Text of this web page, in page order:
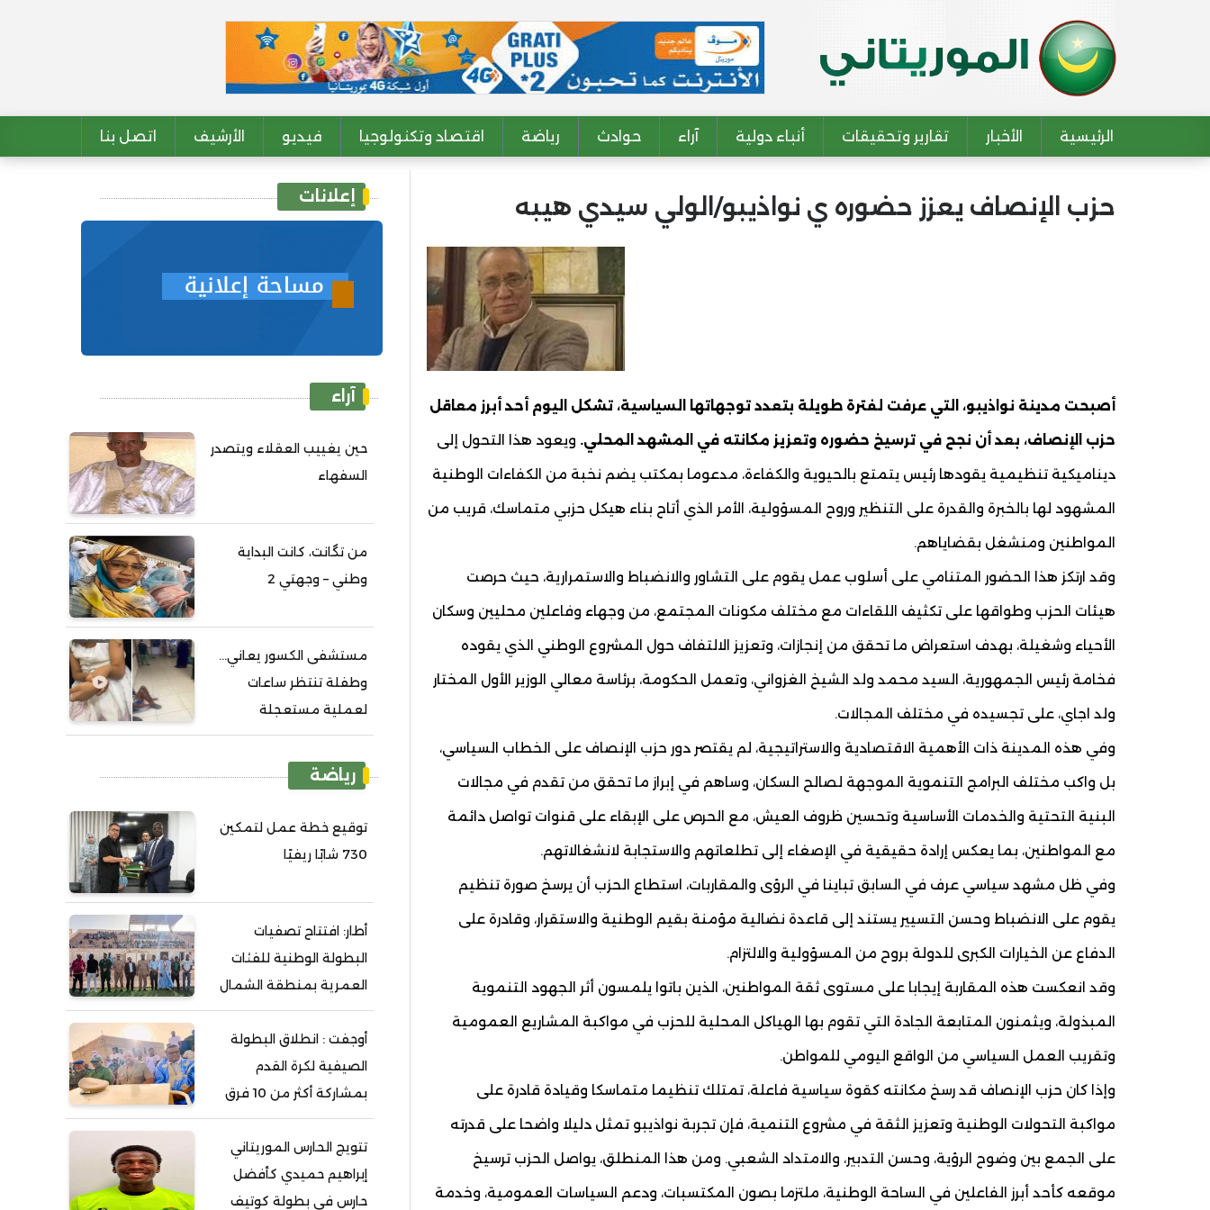
Main navigation
الرئيسية الأخبار تقارير وتحقيقات أنباء دولية آراء حوادث رياضة اقتصاد وتكنولوجيا فيديو الأرشيف اتصل بنا
حزب الإنصاف يعزز حضوره ي نواذيبو/الولي سيدي هيبه
أصبحت مدينة نواذيبو، التي عرفت لفترة طويلة بتعدد توجهاتها السياسية، تشكل اليوم أحد أبرز معاقل
حزب الإنصاف، بعد أن نجح في ترسيخ حضوره وتعزيز مكانته في المشهد المحلي. ويعود هذا التحول إلى
ديناميكية تنظيمية يقودها رئيس يتمتع بالحيوية والكفاءة، مدعوما بمكتب يضم نخبة من الكفاءات الوطنية
المشهود لها بالخبرة والقدرة على التنظير وروح المسؤولية، الأمر الذي أتاح بناء هيكل حزبي متماسك، قريب من
المواطنين ومنشغل بقضاياهم.
وقد ارتكز هذا الحضور المتنامي على أسلوب عمل يقوم على التشاور والانضباط والاستمرارية، حيث حرصت
هيئات الحزب وطواقها على تكثيف اللقاءات مع مختلف مكونات المجتمع، من وجهاء وفاعلين محليين وسكان
الأحياء وشغيلة، بهدف استعراض ما تحقق من إنجازات، وتعزيز الالتفاف حول المشروع الوطني الذي يقوده
فخامة رئيس الجمهورية، السيد محمد ولد الشيخ الغزواني، وتعمل الحكومة، برئاسة معالي الوزير الأول المختار
ولد اجاي، على تجسيده في مختلف المجالات.
وفي هذه المدينة ذات الأهمية الاقتصادية والاستراتيجية، لم يقتصر دور حزب الإنصاف على الخطاب السياسي،
بل واكب مختلف البرامج التنموية الموجهة لصالح السكان، وساهم في إبراز ما تحقق من تقدم في مجالات
البنية التحتية والخدمات الأساسية وتحسين ظروف العيش، مع الحرص على الإبقاء على قنوات تواصل دائمة
مع المواطنين، بما يعكس إرادة حقيقية في الإصغاء إلى تطلعاتهم والاستجابة لانشغالاتهم.
وفي ظل مشهد سياسي عرف في السابق تباينا في الرؤى والمقاربات، استطاع الحزب أن يرسخ صورة تنظيم
يقوم على الانضباط وحسن التسيير يستند إلى قاعدة نضالية مؤمنة بقيم الوطنية والاستقرار، وقادرة على
الدفاع عن الخيارات الكبرى للدولة بروح من المسؤولية والالتزام.
وقد انعكست هذه المقاربة إيجابا على مستوى ثقة المواطنين، الذين باتوا يلمسون أثر الجهود التنموية
المبذولة، ويثمنون المتابعة الجادة التي تقوم بها الهياكل المحلية للحزب في مواكبة المشاريع العمومية
وتقريب العمل السياسي من الواقع اليومي للمواطن.
وإذا كان حزب الإنصاف قد رسخ مكانته كقوة سياسية فاعلة، تمتلك تنظيما متماسكا وقيادة قادرة على
مواكبة التحولات الوطنية وتعزيز الثقة في مشروع التنمية، فإن تجربة نواذيبو تمثل دليلا واضحا على قدرته
على الجمع بين وضوح الرؤية، وحسن التدبير، والامتداد الشعبي. ومن هذا المنطلق، يواصل الحزب ترسيخ
موقعه كأحد أبرز الفاعلين في الساحة الوطنية، ملتزما بصون المكتسبات، ودعم السياسات العمومية، وخدمة
إعلانات
آراء
حين يغييب العقلاء ويتصدر
السفهاء
من تگانت، كانت البداية
وطني – وجهتي 2
مستشفى الكسور يعاني...
وطفلة تنتظر ساعات
لعملية مستعجلة
رياضة
توقيع خطة عمل لتمكين
730 شابًا ريفيًا
أطار: افتتاح تصفيات
البطولة الوطنية للفئات
العمرية بمنطقة الشمال
أوجفت : انطلاق البطولة
الصيفية لكرة القدم
بمشاركة أكثر من 10 فرق
تتويج الحارس الموريتاني
إبراهيم حميدي كأفضل
حارس في بطولة كوتيف